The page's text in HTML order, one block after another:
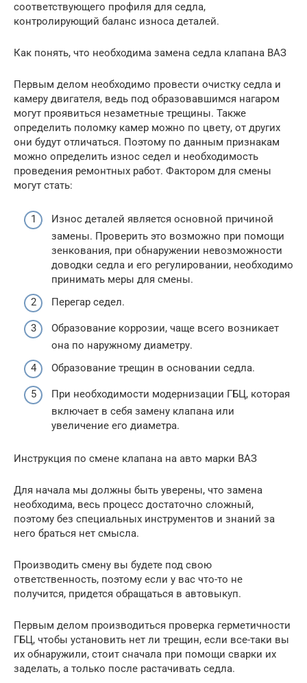
соответствующего профиля для седла,
контролирующий баланс износа деталей.
Как понять, что необходима замена седла клапана ВАЗ
Первым делом необходимо провести очистку седла и
камеру двигателя, ведь под образовавшимся нагаром
могут проявиться незаметные трещины. Также
определить поломку камер можно по цвету, от других
они будут отличаться. Поэтому по данным признакам
можно определить износ седел и необходимость
проведения ремонтных работ. Фактором для смены
могут стать:
Износ деталей является основной причиной
замены. Проверить это возможно при помощи
зенкования, при обнаружении невозможности
доводки седла и его регулировании, необходимо
принимать меры для смены.
Перегар седел.
Образование коррозии, чаще всего возникает
она по наружному диаметру.
Образование трещин в основании седла.
При необходимости модернизации ГБЦ, которая
включает в себя замену клапана или
увеличение его диаметра.
Инструкция по смене клапана на авто марки ВАЗ
Для начала мы должны быть уверены, что замена
необходима, весь процесс достаточно сложный,
поэтому без специальных инструментов и знаний за
него браться нет смысла.
Производить смену вы будете под свою
ответственность, поэтому если у вас что-то не
получится, придется обращаться в автовыкуп.
Первым делом производиться проверка герметичности
ГБЦ, чтобы установить нет ли трещин, если все-таки вы
их обнаружили, стоит сначала при помощи сварки их
заделать, а только после растачивать седла.